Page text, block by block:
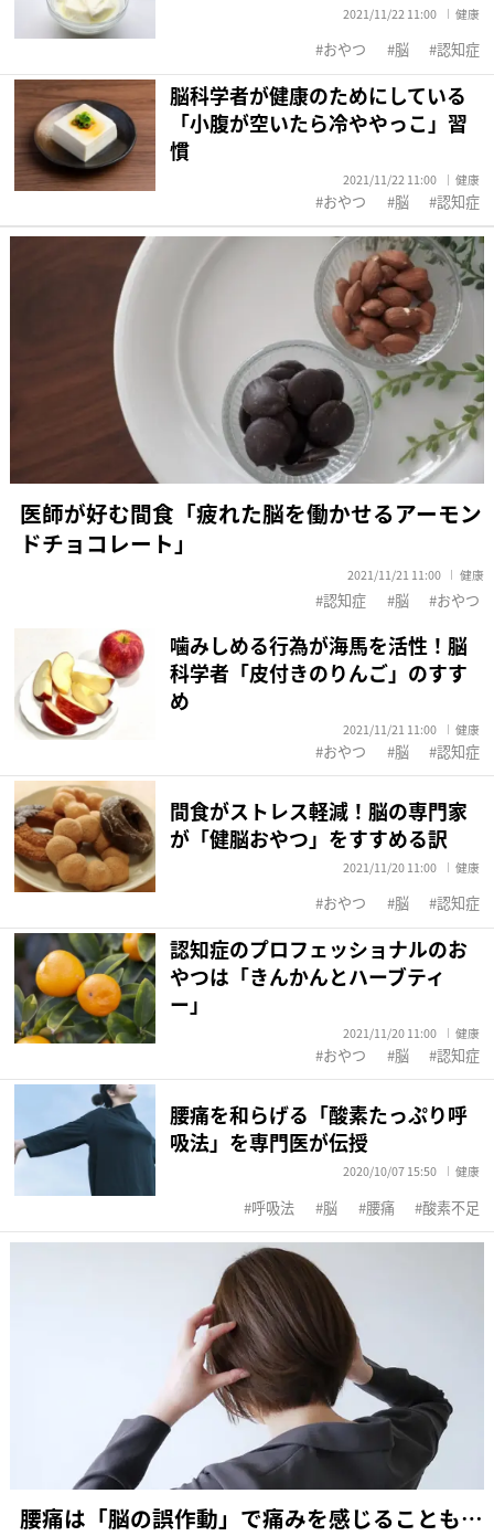
2021/11/22 11:00 健康
おやつ 脳 認知症
脳科学者が健康のためにしている
「小腹が空いたら冷ややっこ」習
慣
2021/11/22 11:00 健康
おやつ 脳 認知症
医師が好む間食「疲れた脳を働かせるアーモン
ドチョコレート」
2021/11/21 11:00 健康
認知症 脳 おやつ
噛みしめる行為が海馬を活性！脳
科学者「皮付きのりんご」のすす
め
2021/11/21 11:00 健康
おやつ 脳 認知症
間食がストレス軽減！脳の専門家
が「健脳おやつ」をすすめる訳
2021/11/20 11:00 健康
おやつ 脳 認知症
認知症のプロフェッショナルのお
やつは「きんかんとハーブティ
ー」
2021/11/20 11:00 健康
おやつ 脳 認知症
腰痛を和らげる「酸素たっぷり呼
吸法」を専門医が伝授
2020/10/07 15:50 健康
呼吸法 脳 腰痛 酸素不足
腰痛は「脳の誤作動」で痛みを感じることも…